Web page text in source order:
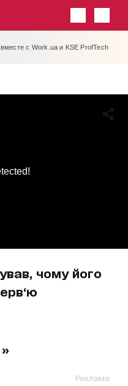
с Work.ua и KSE ProfTech
чому його
Реклама